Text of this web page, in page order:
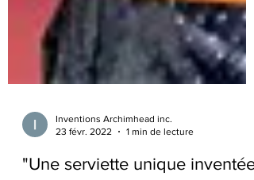
23 févr. 2022
1 min de lecture